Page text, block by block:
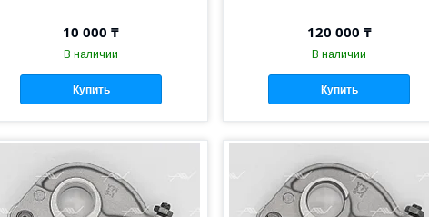
10 000 ₸
В наличии
Купить
120 000 ₸
В наличии
Купить